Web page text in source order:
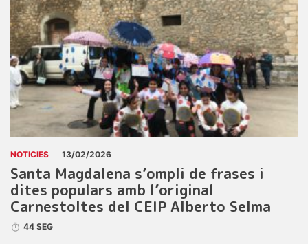
NOTICIES 13/02/2026
Santa Magdalena s’ompli de frases i
dites populars amb l’original
Carnestoltes del CEIP Alberto Selma
44 SEG